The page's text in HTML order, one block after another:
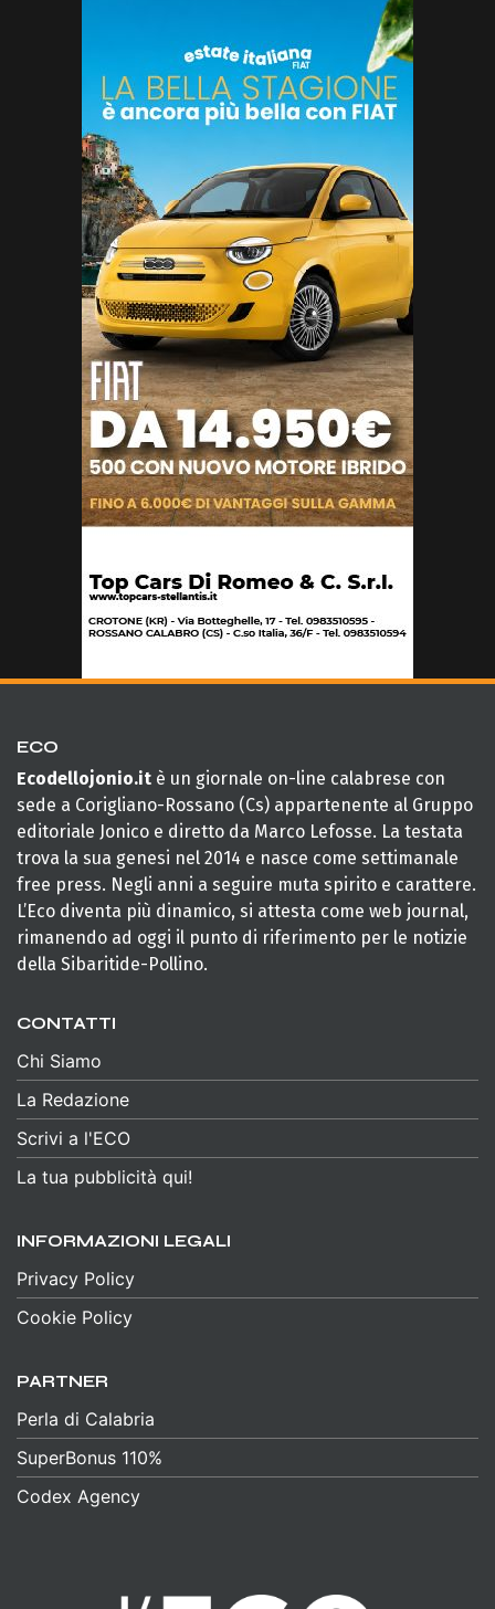
ECO
Ecodellojonio.it è un giornale on-line calabrese con
sede a Corigliano-Rossano (Cs) appartenente al Gruppo
editoriale Jonico e diretto da Marco Lefosse. La testata
trova la sua genesi nel 2014 e nasce come settimanale
free press. Negli anni a seguire muta spirito e carattere.
L’Eco diventa più dinamico, si attesta come web journal,
rimanendo ad oggi il punto di riferimento per le notizie
della Sibaritide-Pollino.
CONTATTI
Chi Siamo
La Redazione
Scrivi a l'ECO
La tua pubblicità qui!
INFORMAZIONI LEGALI
Privacy Policy
Cookie Policy
PARTNER
Perla di Calabria
SuperBonus 110%
Codex Agency